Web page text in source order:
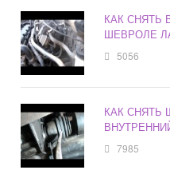
КАК СНЯТЬ
ШЕВРОЛЕ
5056
КАК СНЯТЬ
7985